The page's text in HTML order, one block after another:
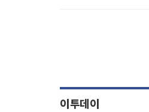
이투데이